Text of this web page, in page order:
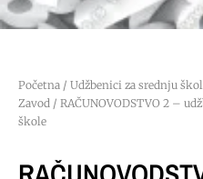
Početna / Udžbenici za srednju
Zavod / RAČUNOVODSTVO 2 –
škole